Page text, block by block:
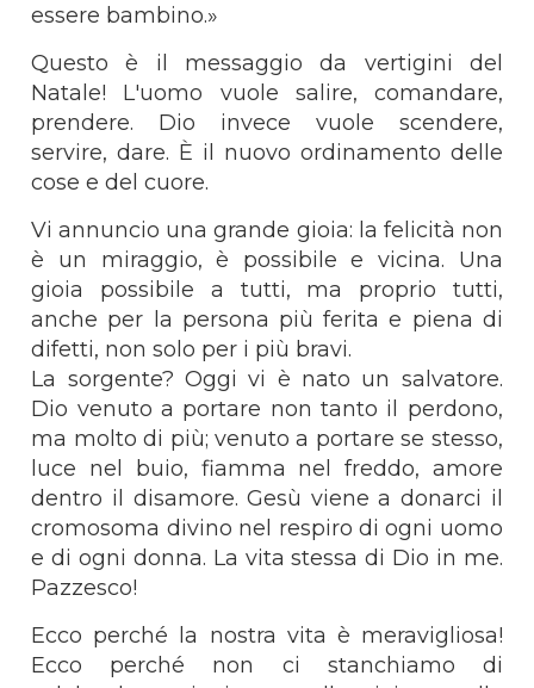
essere bambino.»
Questo è il messaggio da vertigini del
Natale! L'uomo vuole salire, comandare,
prendere. Dio invece vuole scendere,
servire, dare. È il nuovo ordinamento delle
cose e del cuore.
Vi annuncio una grande gioia: la felicità non
è un miraggio, è possibile e vicina. Una
gioia possibile a tutti, ma proprio tutti,
anche per la persona più ferita e piena di
difetti, non solo per i più bravi.
La sorgente? Oggi vi è nato un salvatore.
Dio venuto a portare non tanto il perdono,
ma molto di più; venuto a portare se stesso,
luce nel buio, fiamma nel freddo, amore
dentro il disamore. Gesù viene a donarci il
cromosoma divino nel respiro di ogni uomo
e di ogni donna. La vita stessa di Dio in me.
Pazzesco!
Ecco perché la nostra vita è meravigliosa!
Ecco perché non ci stanchiamo di